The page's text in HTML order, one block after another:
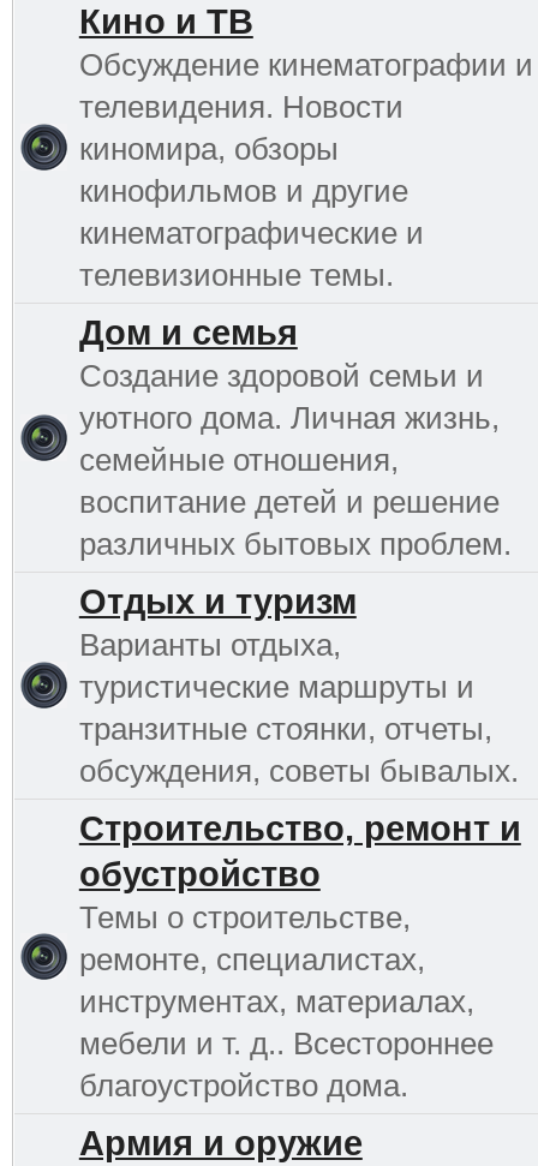
Кино и ТВ
Обсуждение кинематографии и
телевидения. Новости
киномира, обзоры
кинофильмов и другие
кинематографические и
телевизионные темы.
Дом и семья
Создание здоровой семьи и
уютного дома. Личная жизнь,
семейные отношения,
воспитание детей и решение
различных бытовых проблем.
Отдых и туризм
Варианты отдыха,
туристические маршруты и
транзитные стоянки, отчеты,
обсуждения, советы бывалых.
Строительство, ремонт и
обустройство
Темы о строительстве,
ремонте, специалистах,
инструментах, материалах,
мебели и т. д.. Всестороннее
благоустройство дома.
Армия и оружие